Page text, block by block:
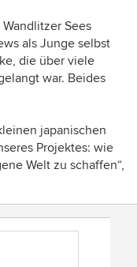
Sees
als Junge selbst
die über viele
war. Beides
japanischen
Projektes: wie
Welt zu schaffen“,